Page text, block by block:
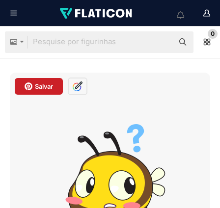
0
Salvar